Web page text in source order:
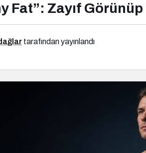
Fat”: Zayıf
tarafından yayınlandı